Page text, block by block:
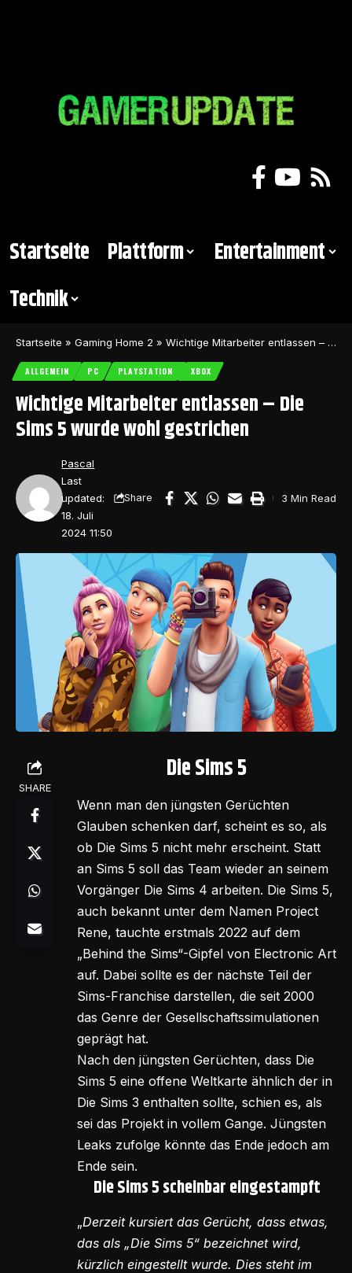
Startseite Plattform
Entertainment
Technik
Startseite » Gaming Home 2 » Wichtige Mitarbeiter entlassen – Die Sims 5 wurde wohl gestrichen
ALLGEMEIN PC PLAYSTATION XBOX
Wichtige Mitarbeiter entlassen – Die
Sims 5 wurde wohl gestrichen
Last
updated:
18. Juli
2024 11:50
Pascal
Share 3 Min Read
SHARE
Die Sims 5
Wenn man den jüngsten Gerüchten
Glauben schenken darf, scheint es so, als
ob Die Sims 5 nicht mehr erscheint. Statt
an Sims 5 soll das Team wieder an seinem
Vorgänger Die Sims 4 arbeiten. Die Sims 5,
auch bekannt unter dem Namen Project
Rene, tauchte erstmals 2022 auf dem
„Behind the Sims“-Gipfel von Electronic Art
auf. Dabei sollte es der nächste Teil der
Sims-Franchise darstellen, die seit 2000
das Genre der Gesellschaftssimulationen
geprägt hat.
Nach den jüngsten Gerüchten, dass Die
Sims 5 eine offene Weltkarte ähnlich der in
Die Sims 3 enthalten sollte, schien es, als
sei das Projekt in vollem Gange. Jüngsten
Leaks zufolge könnte das Ende jedoch am
Ende sein.
Die Sims 5 scheinbar eingestampft
„Derzeit kursiert das Gerücht, dass etwas,
das als „Die Sims 5“ bezeichnet wird,
kürzlich eingestellt wurde. Dies steht im